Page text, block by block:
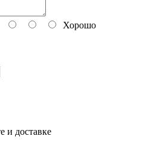
Хорошо
и доставке